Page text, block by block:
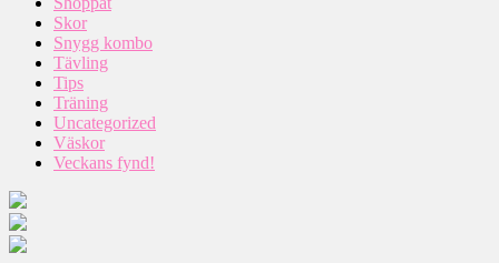
Skor
Snygg kombo
Tävling
Tips
Träning
Uncategorized
Väskor
Veckans fynd!